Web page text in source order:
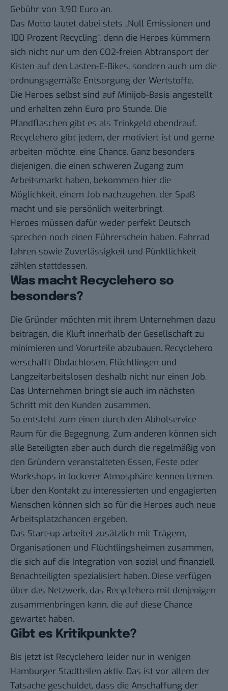
Gebühr von 3,90 Euro an.
Das Motto lautet dabei stets „Null Emissionen und
100 Prozent Recycling“, denn die Heroes kümmern
sich nicht nur um den CO2-freien Abtransport der
Kisten auf den Lasten-E-Bikes, sondern auch um die
ordnungsgemäße Entsorgung der Wertstoffe.
Die Heroes selbst sind auf Minijob-Basis angestellt
und erhalten zehn Euro pro Stunde. Die
Pfandflaschen gibt es als Trinkgeld obendrauf.
Recyclehero gibt jedem, der motiviert ist und gerne
arbeiten möchte, eine Chance. Ganz besonders
diejenigen, die einen schweren Zugang zum
Arbeitsmarkt haben, bekommen hier die
Möglichkeit, einem Job nachzugehen, der Spaß
macht und sie persönlich weiterbringt.
Heroes müssen dafür weder perfekt Deutsch
sprechen noch einen Führerschein haben. Fahrrad
fahren sowie Zuverlässigkeit und Pünktlichkeit
zählen stattdessen.
Was macht Recyclehero so
besonders?
Die Gründer möchten mit ihrem Unternehmen dazu
beitragen, die Kluft innerhalb der Gesellschaft zu
minimieren und Vorurteile abzubauen. Recyclehero
verschafft Obdachlosen, Flüchtlingen und
Langzeitarbeitslosen deshalb nicht nur einen Job.
Das Unternehmen bringt sie auch im nächsten
Schritt mit den Kunden zusammen.
So entsteht zum einen durch den Abholservice
Raum für die Begegnung. Zum anderen können sich
alle Beteiligten aber auch durch die regelmäßig von
den Gründern veranstalteten Essen, Feste oder
Workshops in lockerer Atmosphäre kennen lernen.
Über den Kontakt zu interessierten und engagierten
Menschen können sich so für die Heroes auch neue
Arbeitsplatzchancen ergeben.
Das Start-up arbeitet zusätzlich mit Trägern,
Organisationen und Flüchtlingsheimen zusammen,
die sich auf die Integration von sozial und finanziell
Benachteiligten spezialisiert haben. Diese verfügen
über das Netzwerk, das Recyclehero mit denjenigen
zusammenbringen kann, die auf diese Chance
gewartet haben.
Gibt es Kritikpunkte?
Bis jetzt ist Recyclehero leider nur in wenigen
Hamburger Stadtteilen aktiv. Das ist vor allem der
Tatsache geschuldet, dass die Anschaffung der